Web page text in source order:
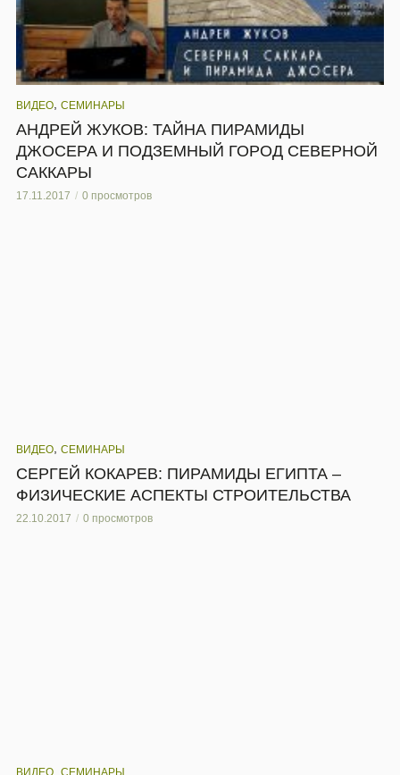
ВИДЕО, СЕМИНАРЫ
АНДРЕЙ ЖУКОВ: ТАЙНА ПИРАМИДЫ
ДЖОСЕРА И ПОДЗЕМНЫЙ ГОРОД СЕВЕРНОЙ
САККАРЫ
17.11.2017 0 просмотров
ВИДЕО, СЕМИНАРЫ
СЕРГЕЙ КОКАРЕВ: ПИРАМИДЫ ЕГИПТА –
ФИЗИЧЕСКИЕ АСПЕКТЫ СТРОИТЕЛЬСТВА
22.10.2017 0 просмотров
ВИДЕО СЕМИНАРЫ